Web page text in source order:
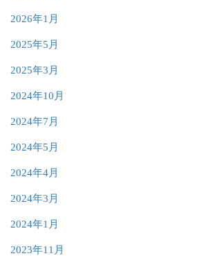
2026年1月
2025年5月
2025年3月
2024年10月
2024年7月
2024年5月
2024年4月
2024年3月
2024年1月
2023年11月